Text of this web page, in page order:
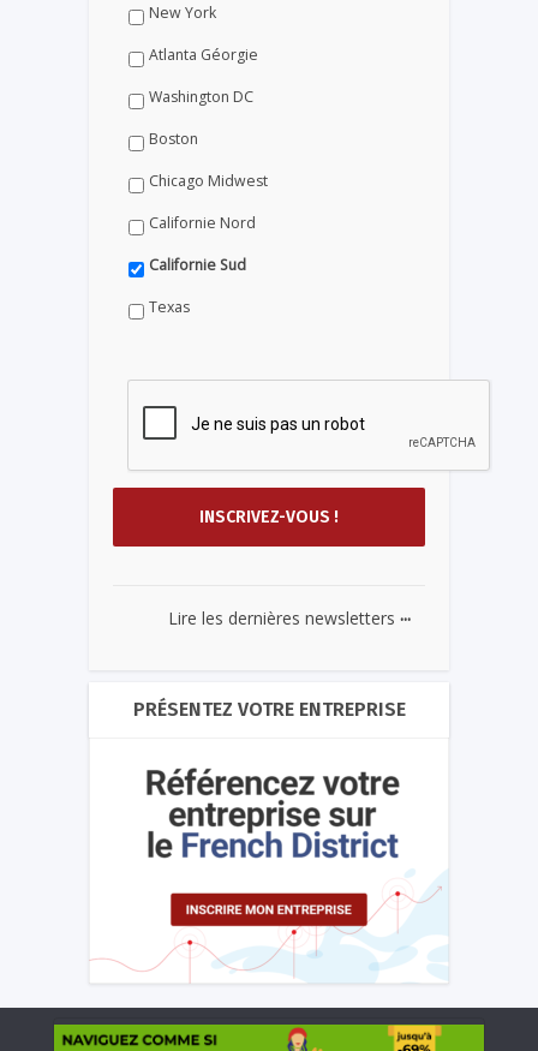
New York
Atlanta Géorgie
Washington DC
Boston
Chicago Midwest
Californie Nord
Californie Sud
Texas
Lire les dernières newsletters ...
PRÉSENTEZ VOTRE ENTREPRISE